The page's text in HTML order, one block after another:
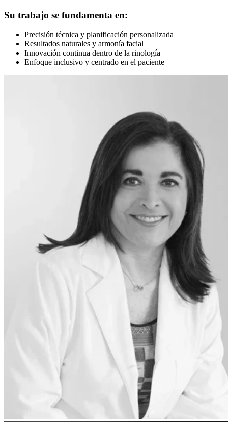
Su trabajo se fundamenta en:
Precisión técnica y planificación personalizada
Resultados naturales y armonía facial
Innovación continua dentro de la rinología
Enfoque inclusivo y centrado en el paciente